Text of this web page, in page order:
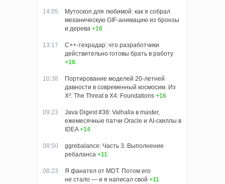
14:05
Мутоскоп для любимой: как я собрал
механическую GIF-анимацию из бронзы
и дерева +16
13:17
C++-техрадар: что разработчики
действительно готовы брать в работу
+16
10:38
Портирование моделей 20-летней
давности в современный космосим. Из
X²: The Threat в X4: Foundations +16
09:23
Java Digest #38: Valhalla в master,
ежемесячные патчи Oracle и AI-скиллы в
IDEA +14
08:50
ggrebalance: Часть 3. Выполнение
ребаланса +11
08:23
Я фанател от MDT. Потом его
не стало — и я написал свой +11